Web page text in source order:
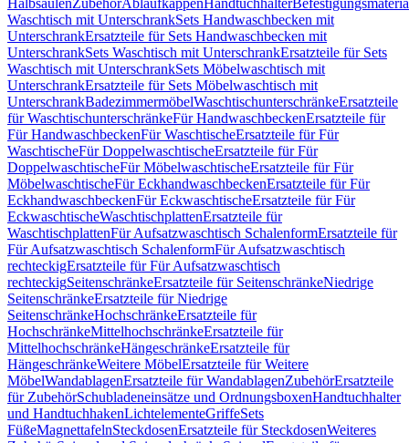
HalbsäulenZubehörAblaufkappenHandtuchhalter
Waschtisch mit UnterschrankSets Handwaschbecken mit
UnterschrankErsatzteile für Sets Handwaschbecken mit
UnterschrankSets Waschtisch mit UnterschrankErsatzteile für Sets
Waschtisch mit UnterschrankSets Möbelwaschtisch mit
UnterschrankErsatzteile für Sets Möbelwaschtisch mit
UnterschrankBadezimmermöbelWaschtischunterschränkeErsatzteile
für WaschtischunterschränkeFür HandwaschbeckenErsatzteile für
Für HandwaschbeckenFür WaschtischeErsatzteile für Für
WaschtischeFür DoppelwaschtischeErsatzteile für Für
DoppelwaschtischeFür MöbelwaschtischeErsatzteile für Für
MöbelwaschtischeFür EckhandwaschbeckenErsatzteile für Für
EckhandwaschbeckenFür EckwaschtischeErsatzteile für Für
EckwaschtischeWaschtischplattenErsatzteile für
WaschtischplattenFür Aufsatzwaschtisch SchalenformErsatzteile für
Für Aufsatzwaschtisch SchalenformFür Aufsatzwaschtisch
rechteckigErsatzteile für Für Aufsatzwaschtisch
rechteckigSeitenschränkeErsatzteile für SeitenschränkeNiedrige
SeitenschränkeErsatzteile für Niedrige
SeitenschränkeHochschränkeErsatzteile für
HochschränkeMittelhochschränkeErsatzteile für
MittelhochschränkeHängeschränkeErsatzteile für
HängeschränkeWeitere MöbelErsatzteile für Weitere
MöbelWandablagenErsatzteile für WandablagenZubehörErsatzteile
für ZubehörSchubladeneinsätze und OrdnungsboxenHandtuchhalter
und HandtuchhakenLichtelementeGriffeSets
FüßeMagnettafelnSteckdosenErsatzteile für SteckdosenWeiteres